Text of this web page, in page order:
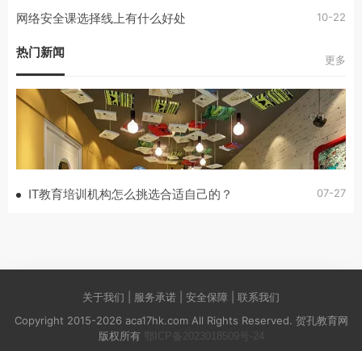
网络安全课选择线上有什么好处 10-22
热门新闻 更多
IT教育培训机构怎么挑选合适自己的？ 07-27
关于我们 | 服务承诺 | 安全保障 | 联系我们
Copyright 2015-2026 aca17hk.com All Rights Reserved. 贺孔教育网
版权所有
鄂ICP备2023018509号-24